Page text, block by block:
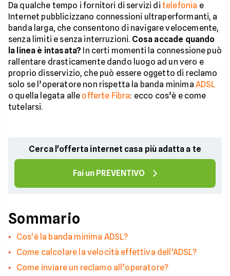
Da qualche tempo i fornitori di servizi di telefonia e
Internet pubblicizzano connessioni ultraperformanti, a
banda larga, che consentono di navigare velocemente,
senza limiti e senza interruzioni. Cosa accade quando
la linea è intasata? In certi momenti la connessione può
rallentare drasticamente dando luogo ad un vero e
proprio disservizio, che può essere oggetto di reclamo
solo se l’operatore non rispetta la banda minima ADSL
o quella legata alle offerte Fibra: ecco cos’è e come
tutelarsi.
Cerca l'offerta internet casa più adatta a te
Fai un PREVENTIVO
Sommario
Cos'è la banda minima ADSL?
Come calcolare la velocità effettiva dell'ADSL?
Come inviare un reclamo all’operatore?